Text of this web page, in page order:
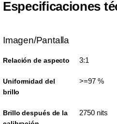
Especificaciones
Imagen/Pantalla
Relación de aspecto 3:1
Uniformidad del
brillo
>=97 %
Brillo después de la
2750 nits